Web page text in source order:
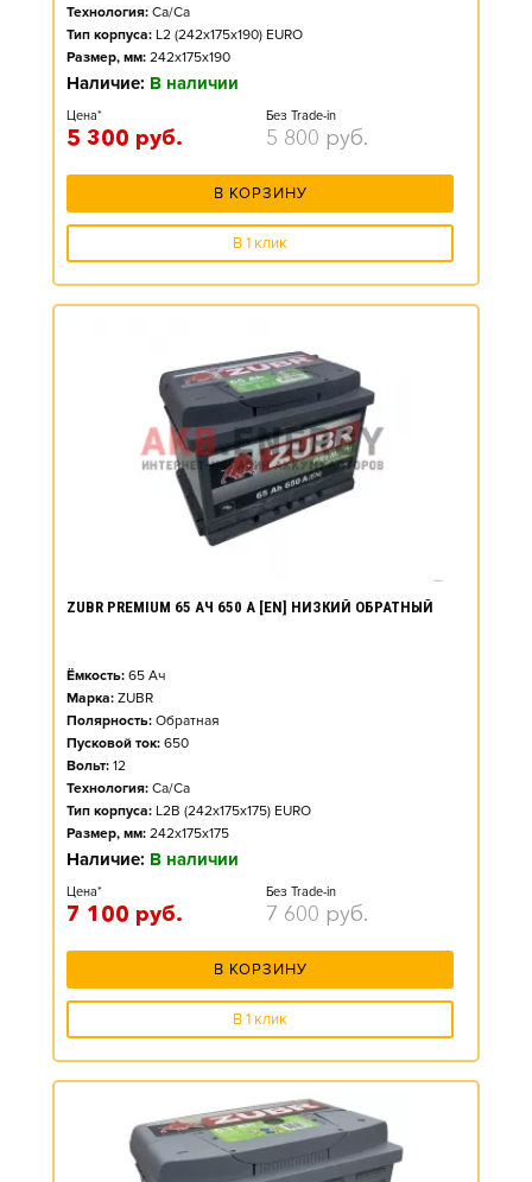
Технология: Ca/Ca
Тип корпуса: L2 (242x175x190) EURO
Размер, мм: 242x175x190
Наличие: В наличии
Цена*
5 300 руб.
Без Trade-in
5 800 руб.
В КОРЗИНУ
В 1 клик
ZUBR PREMIUM 65 АЧ 650 А [EN] НИЗКИЙ ОБРАТНЫЙ
Ёмкость: 65 Ач
Марка: ZUBR
Полярность: Обратная
Пусковой ток: 650
Вольт: 12
Технология: Ca/Ca
Тип корпуса: L2B (242x175x175) EURO
Размер, мм: 242x175x175
Наличие: В наличии
Цена*
7 100 руб.
Без Trade-in
7 600 руб.
В КОРЗИНУ
В 1 клик